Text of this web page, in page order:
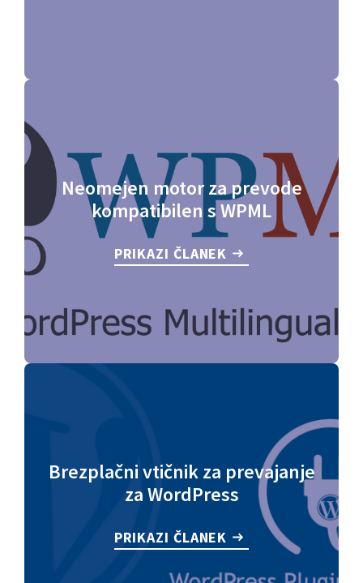
Neomejen motor za prevode
kompatibilen s WPML
PRIKAZI ČLANEK
Brezplačni vtičnik za prevajanje
za WordPress
PRIKAZI ČLANEK